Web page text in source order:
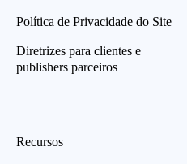
Política de Privacidade do Site
Diretrizes para clientes e
publishers parceiros
Recursos